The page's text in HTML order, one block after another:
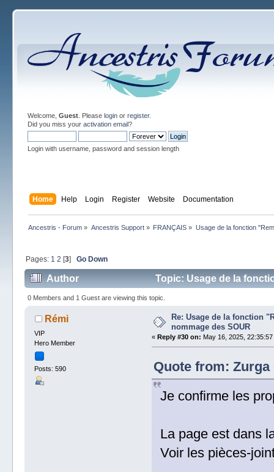
Welcome, Guest. Please loginor register.
Did you miss your activation email?
Login with username, password and session length
Home Help Login Register Website Documentation
Ancestris - Forum » Ancestris Support» FRANÇAIS » Usage de la fonction
Pages: 1 2 [3] Go Down
Author Topic: Usage de la
0 Members and 1 Guest are viewing this topic.
Rémi
VIP
Hero Member
Posts: 590
Re: Usage de la fonction
nommage des SOUR
« Reply #30 on: May 16, 2025, 22:35:57
Quote from: Zurga
Je confirme les
La page est dans
Voir les pièces-